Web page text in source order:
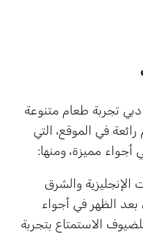
تجربة طعام متنوعة
من 6 مطاعم رائعة في الموقع، التي
مميزة، ومنها:
الإنجليزية والشرق
الظهر في أجواء
الاستمتاع بتجربة